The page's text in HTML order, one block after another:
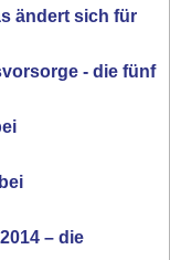
ändert sich für
- die fünf
– die